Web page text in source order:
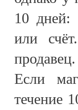
10 дней:
или
продавец.
Если
течение